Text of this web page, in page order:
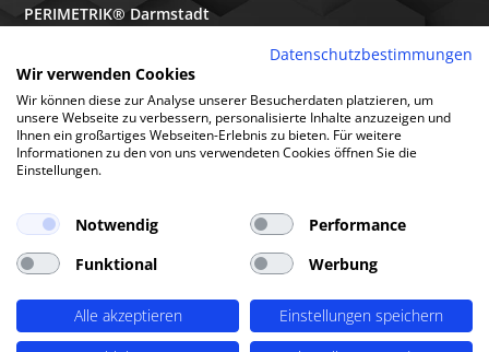
PERIMETRIK® Darmstadt
64367 Mühltal
+49 6151 3944 80
Anfragen an sales@perimetrik.de
Support an support@perimetrik.de
© PERIMETRIK® 2026 |Impressum Datenschutzerklärung|Cookies
Standorte|FAQs|Glossar|Branchen|Software|Über uns|
Datenschutzbestimmungen
Wir verwenden Cookies
Wir können diese zur Analyse unserer Besucherdaten platzieren, um
unsere Webseite zu verbessern, personalisierte Inhalte anzuzeigen und
Ihnen ein großartiges Webseiten-Erlebnis zu bieten. Für weitere
Informationen zu den von uns verwendeten Cookies öffnen Sie die
Einstellungen.
Notwendig
Performance
Funktional
Werbung
Alle akzeptieren
Einstellungen speichern